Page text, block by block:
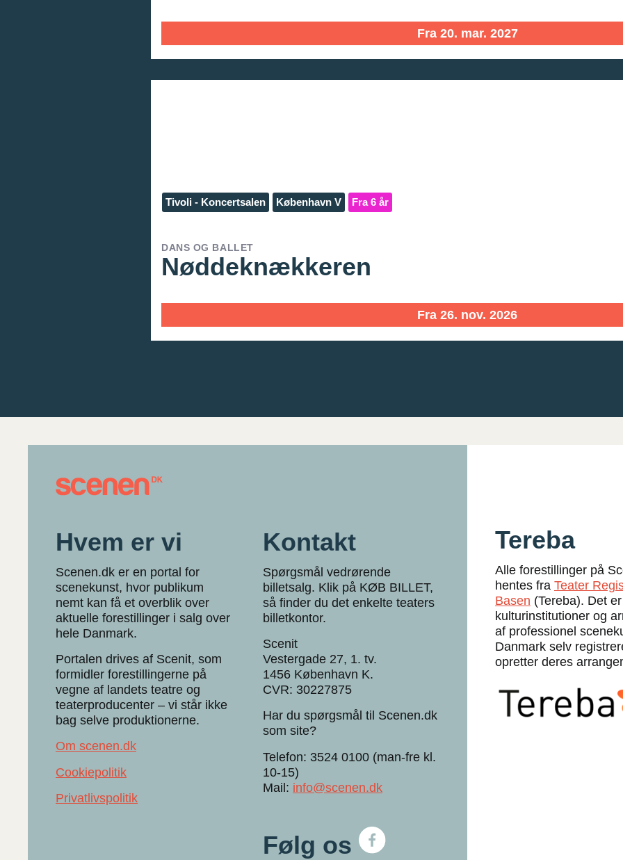
Fra 20. mar. 2027
Tivoli - Koncertsalen København V Fra 6 år
DANS OG BALLET
Nøddeknækkeren
Fra 26. nov. 2026
Hvem er vi
Scenen.dk er en portal for
scenekunst, hvor publikum
nemt kan få et overblik over
aktuelle forestillinger i salg over
hele Danmark.
Portalen drives af Scenit, som
formidler forestillingerne på
vegne af landets teatre og
teaterproducenter – vi står ikke
bag selve produktionerne.
Om scenen.dk
Cookiepolitik
Privatlivspolitik
Kontakt
Spørgsmål vedrørende
billetsalg. Klik på KØB BILLET,
så finder du det enkelte teaters
billetkontor.
Scenit
Vestergade 27, 1. tv.
1456 København K.
CVR: 30227875
Har du spørgsmål til Scenen.dk
som site?
Telefon: 3524 0100 (man-fre kl.
10-15)
Mail: info@scenen.dk
Følg os
Tereba
Alle forestillinger på
hentes fra Teater
Basen (Tereba). Det
kulturinstitutioner og
af professionel
Danmark selv
opretter deres